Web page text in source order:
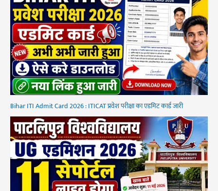
Bihar ITI Admit Card 2026 : ITICAT प्रवेश परीक्षा का एडमिट कार्ड जारी